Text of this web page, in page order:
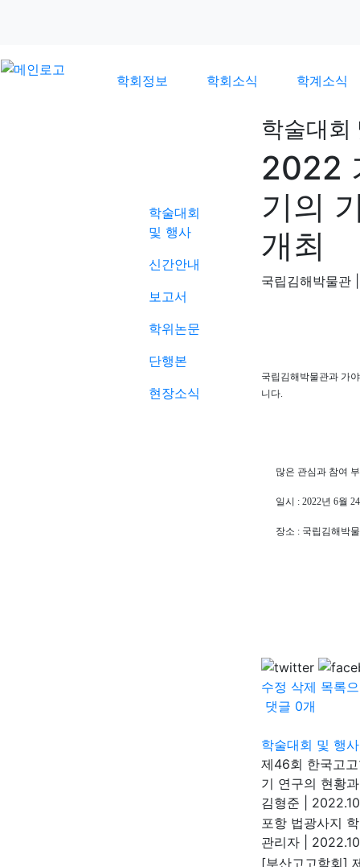
학회정보 학회소식 학계소식
학술대회
및 행사
신간안내
보고서
학위논문
단행본
현장소식
학술대회
2022
기의
개최
국립김해박물관
국립김해박물관과 가
니다.
많은 관심과 참여
일시 : 2022년 6월 24
장소 : 국립김해박
수정 삭제 목록
댓글 0개
학술대회 및 행사
제46회 한국고
기 연구의 현황
김형준
포항 법광사지
관리자
[부산고고학회]